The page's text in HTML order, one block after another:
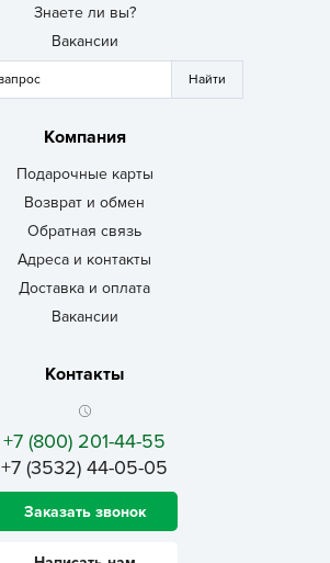
Знаете ли вы?
Вакансии
Компания
Подарочные карты
Возврат и обмен
Обратная связь
Адреса и контакты
Доставка и оплата
Вакансии
Контакты
+7 (800) 201-44-55
+7 (3532) 44-05-05
Заказать звонок